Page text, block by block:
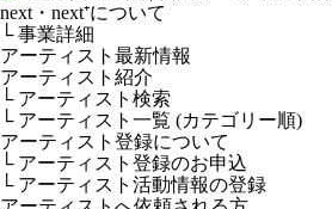
next・next⁺について
└ 事業詳細
アーティスト最新情報
アーティスト紹介
└ アーティスト検索
└ アーティスト一覧 (カテゴリー順)
アーティスト登録について
└ アーティスト登録のお申込
└ アーティスト活動情報の登録